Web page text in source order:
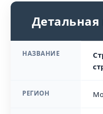
НАЗВАНИЕ
РЕГИОН